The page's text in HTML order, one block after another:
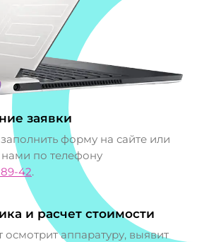
заявки
форму на сайте или
нами по телефону
89-42.
и расчет стоимости
осмотрит аппаратуру, выявит